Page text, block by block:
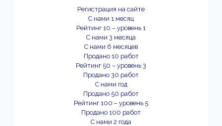
Регистрация на сайте
С нами 1 месяц
Рейтинг 10 – уровень 1
С нами 3 месяца
С нами 6 месяцев
Продано 10 работ
Рейтинг 50 – уровень 3
Продано 30 работ
С нами год
Продано 50 работ
Рейтинг 100 – уровень 5
Продано 100 работ
С нами 2 года